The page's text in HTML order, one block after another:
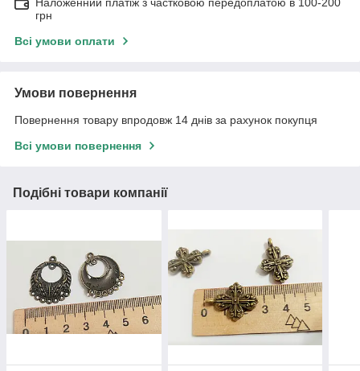
грн
Всі умови оплати
Умови повернення
Повернення товару впродовж 14 днів за рахунок покупця
Всі умови повернення
Подібні товари компанії